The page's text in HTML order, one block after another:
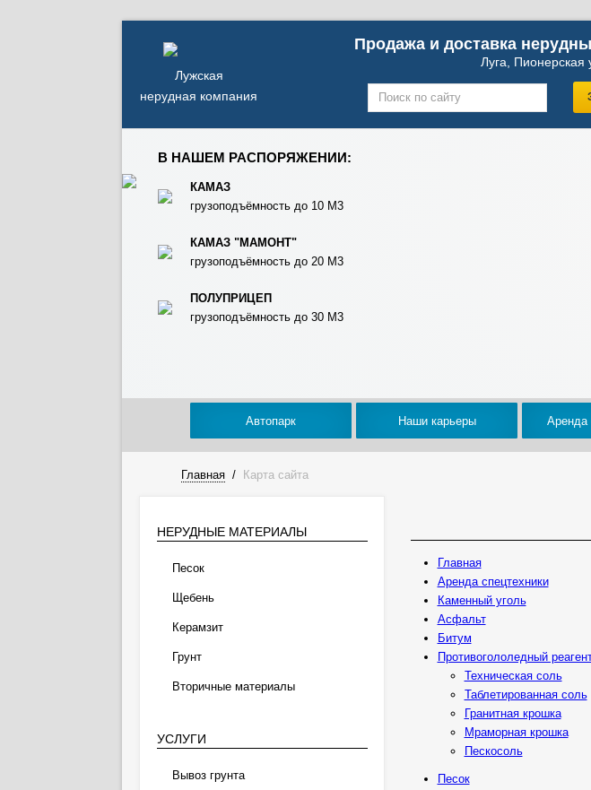
Лужская
нерудная компания
Продажа и доставка
Луга, Пионерская
В НАШЕМ РАСПОРЯЖЕНИИ:
КАМАЗ
грузоподъёмность до 10 М3
КАМАЗ "МАМОНТ"
грузоподъёмность до 20 М3
ПОЛУПРИЦЕП
грузоподъёмность до 30 М3
Автопарк Наши карьеры Аренда
Главная/ Карта сайта
Главная
Аренда спецтехники
Каменный уголь
Асфальт
Битум
Противогололедный
Техническая соль
Таблетированная соль
Гранитная крошка
Мраморная крошка
Пескосоль
Песок
НЕРУДНЫЕ МАТЕРИАЛЫ
Песок
Щебень
Керамзит
Грунт
Вторичные материалы
УСЛУГИ
Вывоз грунта